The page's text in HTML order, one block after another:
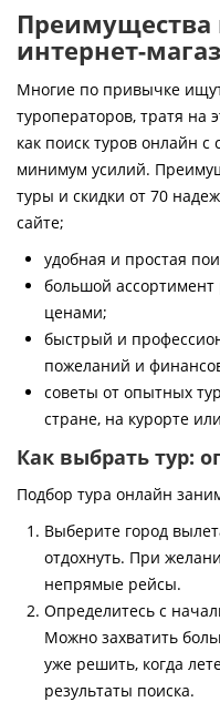
Преимущества
интернет-
Многие по привычке
туроператоров, тратя на
как поиск туров онлайн
минимум усилий.
туры и скидки от 70
сайте;
удобная и простая
большой ассортимент
ценами;
быстрый и
пожеланий и
советы от опытных
стране, на курорте
Как выбрать тур:
Подбор тура онлайн
Выберите город
отдохнуть. При
непрямые рейсы.
Определитесь с
Можно захватить
уже решить, когда
результаты поиска.